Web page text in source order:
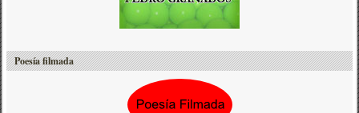
Poesía filmada